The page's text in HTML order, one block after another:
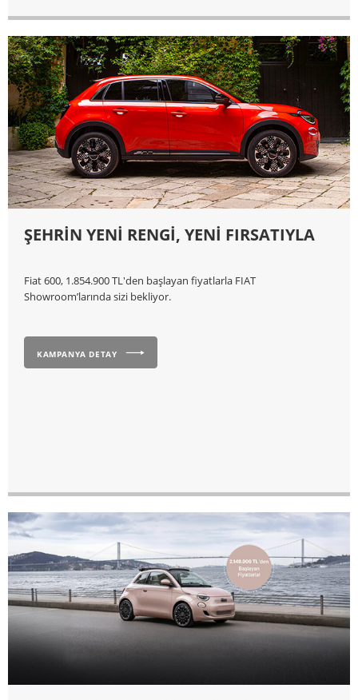
ŞEHRİN YENİ RENGİ, YENİ FIRSATIYLA
Fiat 600, 1.854.900 TL'den başlayan fiyatlarla FIAT
Showroom’larında sizi bekliyor.
KAMPANYA DETAY